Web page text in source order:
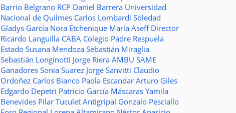
Barrio Belgrano RCP Daniel Barrera Universidad
Nacional de Quilmes Carlos Lombardi Soledad
Gladys García Nora Etchenique María Aseff Director
Ricardo Languilla CABA Colegio Padre Respuela
Estado Susana Mendoza Sebastián Miraglia
Sebastián Longinotti Jorge Riera AMBU SAME
Ganadores Sonia Suarez Jorge Sanvitti Claudio
Ordoñez Carlos Bianco Paola Escandar Arturo Giles
Edgardo Depetri Patricio García Máscaras Yamila
Benevides Pilar Tuculet Antigripal Gonzalo Pesciallo